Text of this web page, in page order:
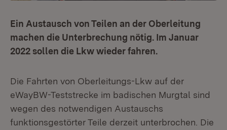
Ein Austausch von Teilen an der Oberleitung
machen die Unterbrechung nötig. Im Januar
2022 sollen die Lkw wieder fahren.
Die Fahrten von Oberleitungs-Lkw auf der
eWayBW-Teststrecke im badischen Murgtal sind
wegen des notwendigen Austauschs
funktionsgestörter Teile derzeit unterbrochen. Die